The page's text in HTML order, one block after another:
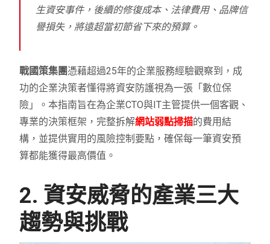
生資安事件，後續的修復成本、法律費用、品牌信
譽損失，將遠超當初節省下來的預算。
戰國策集團憑藉超過25年的企業服務經驗觀察到，成
功的企業決策者懂得將資安防護視為一張「數位保
險」。本指南旨在為企業CTO與IT主管提供一個客觀、
專業的決策框架，完整拆解網站弱點掃描的費用結
構，並提供實用的風險控制要點，確保每一筆資安預
算都能獲得最高價值。
2. 資安威脅的產業三大
趨勢與挑戰